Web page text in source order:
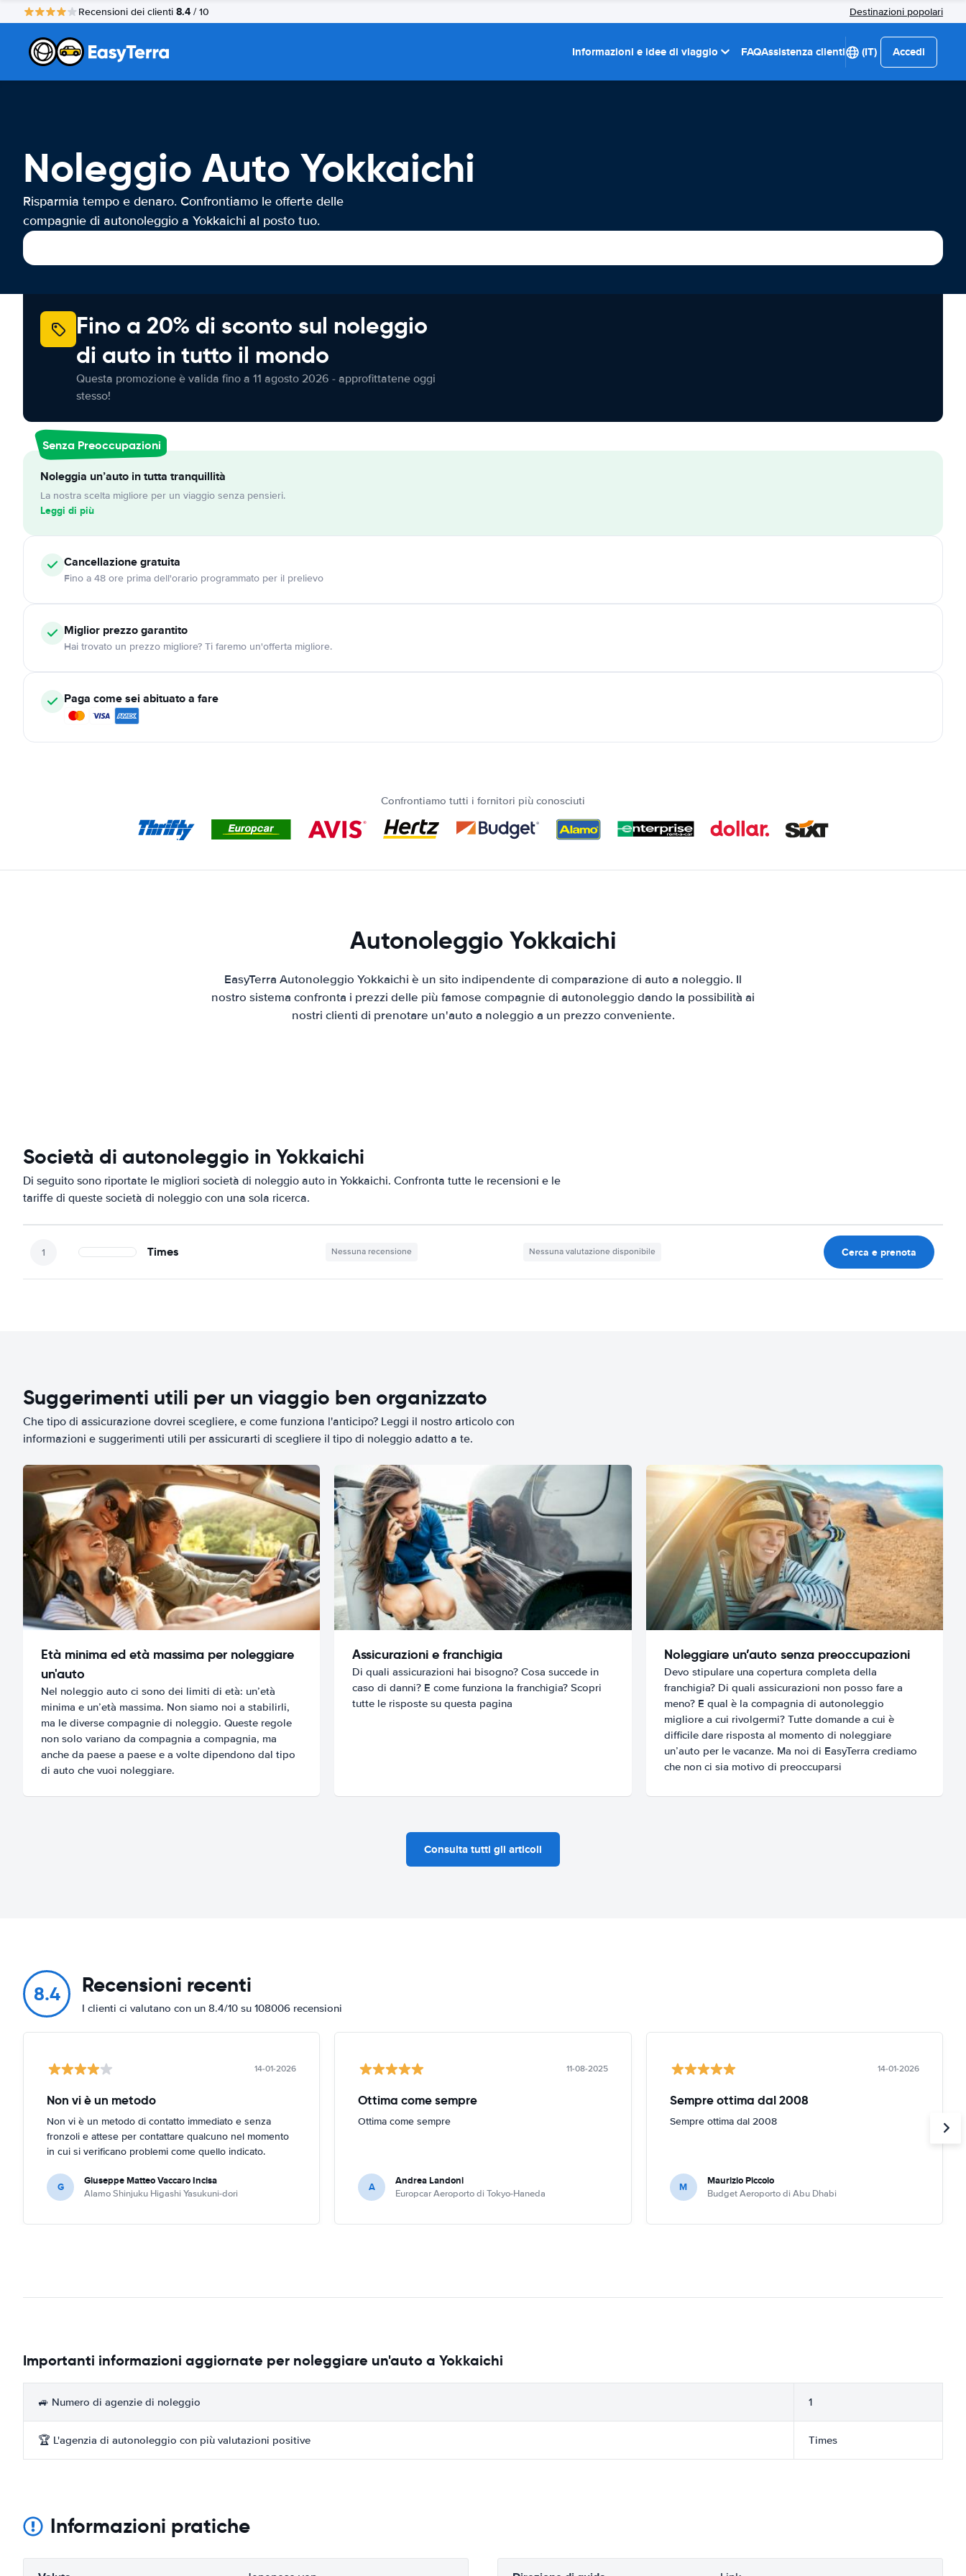
Recensioni dei clienti 8.4 / 10 Destinazioni popolari
Informazioni e idee di viaggio FAQAssistenza clienti (IT) Accedi
Noleggio Auto Yokkaichi
Risparmia tempo e denaro. Confrontiamo le offerte delle
compagnie di autonoleggio a Yokkaichi al posto tuo.
Fino a 20% di sconto sul noleggio
di auto in tutto il mondo
Questa promozione è valida fino a 11 agosto 2026 - approfittatene oggi
stesso!
Senza Preoccupazioni
Noleggia un’auto in tutta tranquillità
La nostra scelta migliore per un viaggio senza pensieri.
Leggi di più
Cancellazionegratuita
Fino a 48 ore prima dell'orario programmato per il prelievo
Miglior prezzo garantito
Hai trovato un prezzo migliore? Ti faremo un'offerta migliore.
Paga come sei abituato a fare
Confrontiamo tutti i fornitori più conosciuti
Autonoleggio Yokkaichi
EasyTerra Autonoleggio Yokkaichi è un sito indipendente di comparazione di auto a noleggio. Il
nostro sistema confronta i prezzi delle più famose compagnie di autonoleggio dando la possibilità ai
nostri clienti di prenotare un'auto a noleggio a un prezzo conveniente.
Società di autonoleggio in Yokkaichi
Di seguito sono riportate le migliori società di noleggio auto in Yokkaichi. Confronta tutte le recensioni e le
tariffe di queste società di noleggio con una sola ricerca.
Times Nessuna recensione Nessuna valutazione disponibile Cerca e prenota
Suggerimenti utili per un viaggio ben organizzato
Che tipo di assicurazione dovrei scegliere, e come funziona l'anticipo? Leggi il nostro articolo con
informazioni e suggerimenti utili per assicurarti di scegliere il tipo di noleggio adatto a te.
Età minima ed età massima per noleggiare
un'auto
Nel noleggio auto ci sono dei limiti di età: un’età
minima e un’età massima. Non siamo noi a stabilirli,
ma le diverse compagnie di noleggio. Queste regole
non solo variano da compagnia a compagnia, ma
anche da paese a paese e a volte dipendono dal tipo
di auto che vuoi noleggiare.
Assicurazioni e franchigia
Di quali assicurazioni hai bisogno? Cosa succede in
caso di danni? E come funziona la franchigia? Scopri
tutte le risposte su questa pagina
Noleggiare un’auto senza preoccupazioni
Devo stipulare una copertura completa della
franchigia? Di quali assicurazioni non posso fare a
meno? E qual è la compagnia di autonoleggio
migliore a cui rivolgermi? Tutte domande a cui è
difficile dare risposta al momento di noleggiare
un’auto per le vacanze. Ma noi di EasyTerra crediamo
che non ci sia motivo di preoccuparsi
Consulta tutti gli articoli
8.4 Recensioni recenti
I clienti ci valutano con un 8.4/10 su 108006 recensioni
14-01-2026
Non vi è un metodo
Non vi è un metodo di contatto immediato e senza
fronzoli e attese per contattare qualcuno nel momento
in cui si verificano problemi come quello indicato.
G Giuseppe Matteo Vaccaro Incisa
Alamo Shinjuku Higashi Yasukuni-dori
11-08-2025
Ottima come sempre
Ottima come sempre
A Andrea Landoni
Europcar Aeroporto di Tokyo-Haneda
14-01-2026
Sempre ottima dal 2008
Sempre ottima dal 2008
M Maurizio Piccolo
Budget Aeroporto di Abu Dhabi
Importanti informazioni aggiornate per noleggiare un'auto a Yokkaichi
🚙 Numero di agenzie di noleggio 1
🏆 L'agenzia di autonoleggio con più valutazioni positive Times
Informazioni pratiche